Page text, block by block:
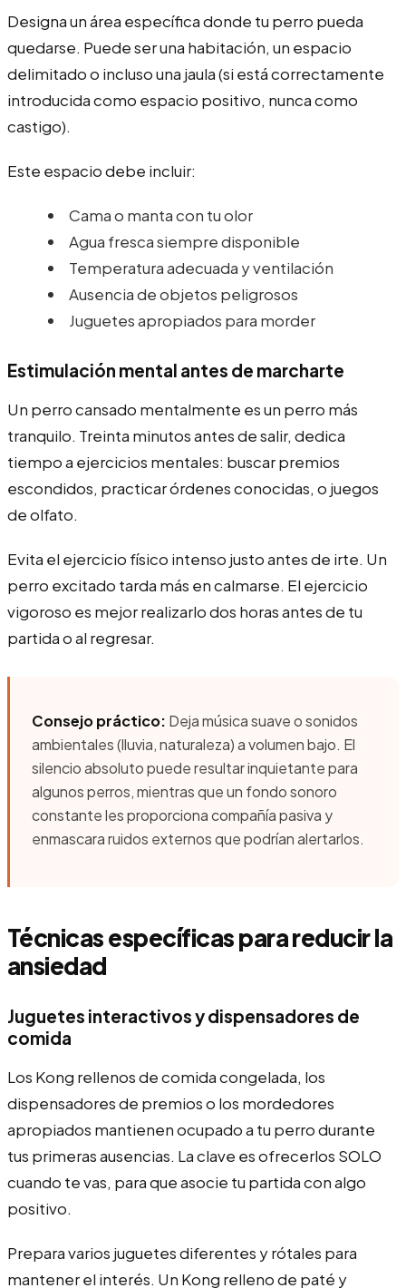
Designa un área específica donde tu perro pueda
quedarse. Puede ser una habitación, un espacio
delimitado o incluso una jaula (si está correctamente
introducida como espacio positivo, nunca como
castigo).
Este espacio debe incluir:
Cama o manta con tu olor
Agua fresca siempre disponible
Temperatura adecuada y ventilación
Ausencia de objetos peligrosos
Juguetes apropiados para morder
Estimulación mental antes de marcharte
Un perro cansado mentalmente es un perro más
tranquilo. Treinta minutos antes de salir, dedica
tiempo a ejercicios mentales: buscar premios
escondidos, practicar órdenes conocidas, o juegos
de olfato.
Evita el ejercicio físico intenso justo antes de irte. Un
perro excitado tarda más en calmarse. El ejercicio
vigoroso es mejor realizarlo dos horas antes de tu
partida o al regresar.
Consejo práctico: Deja música suave o sonidos
ambientales (lluvia, naturaleza) a volumen bajo. El
silencio absoluto puede resultar inquietante para
algunos perros, mientras que un fondo sonoro
constante les proporciona compañía pasiva y
enmascara ruidos externos que podrían alertarlos.
Técnicas específicas para reducir la
ansiedad
Juguetes interactivos y dispensadores de
comida
Los Kong rellenos de comida congelada, los
dispensadores de premios o los mordedores
apropiados mantienen ocupado a tu perro durante
tus primeras ausencias. La clave es ofrecerlos SOLO
cuando te vas, para que asocie tu partida con algo
positivo.
Prepara varios juguetes diferentes y rótales para
mantener el interés. Un Kong relleno de paté y